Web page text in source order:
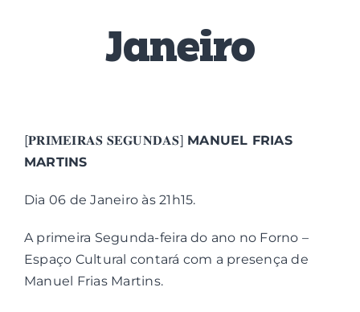
Junta de Freguesia
Contactos
Janeiro
[𝐏𝐑𝐈𝐌𝐄𝐈𝐑𝐀𝐒 𝐒𝐄𝐆𝐔𝐍𝐃𝐀𝐒] MANUEL FRIAS
MARTINS
Dia 06 de Janeiro às 21h15.
A primeira Segunda-feira do ano no Forno –
Espaço Cultural contará com a presença de
Manuel Frias Martins.